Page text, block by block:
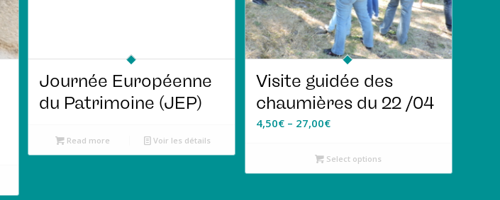
Journée Européenne
du Patrimoine (JEP)
Read more Voir les détails
Visite guidée des
chaumières du 22 /04
4,50€– 27,00€
Select options